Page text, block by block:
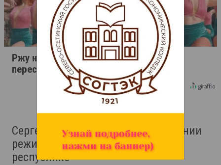
Ржу не переставая, это видео
пересмотришь не раз
Сергей Меняйло сообщил о введении
режима беспилотной опасности в
республике